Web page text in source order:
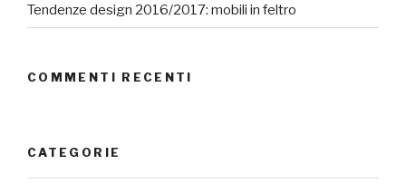
Tendenze design 2016/2017: mobili in feltro
COMMENTI RECENTI
CATEGORIE